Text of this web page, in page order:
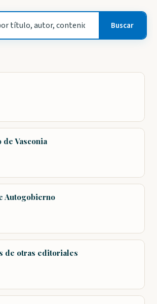
Buscar
Vasconia
Autogobierno
de otras editoriales